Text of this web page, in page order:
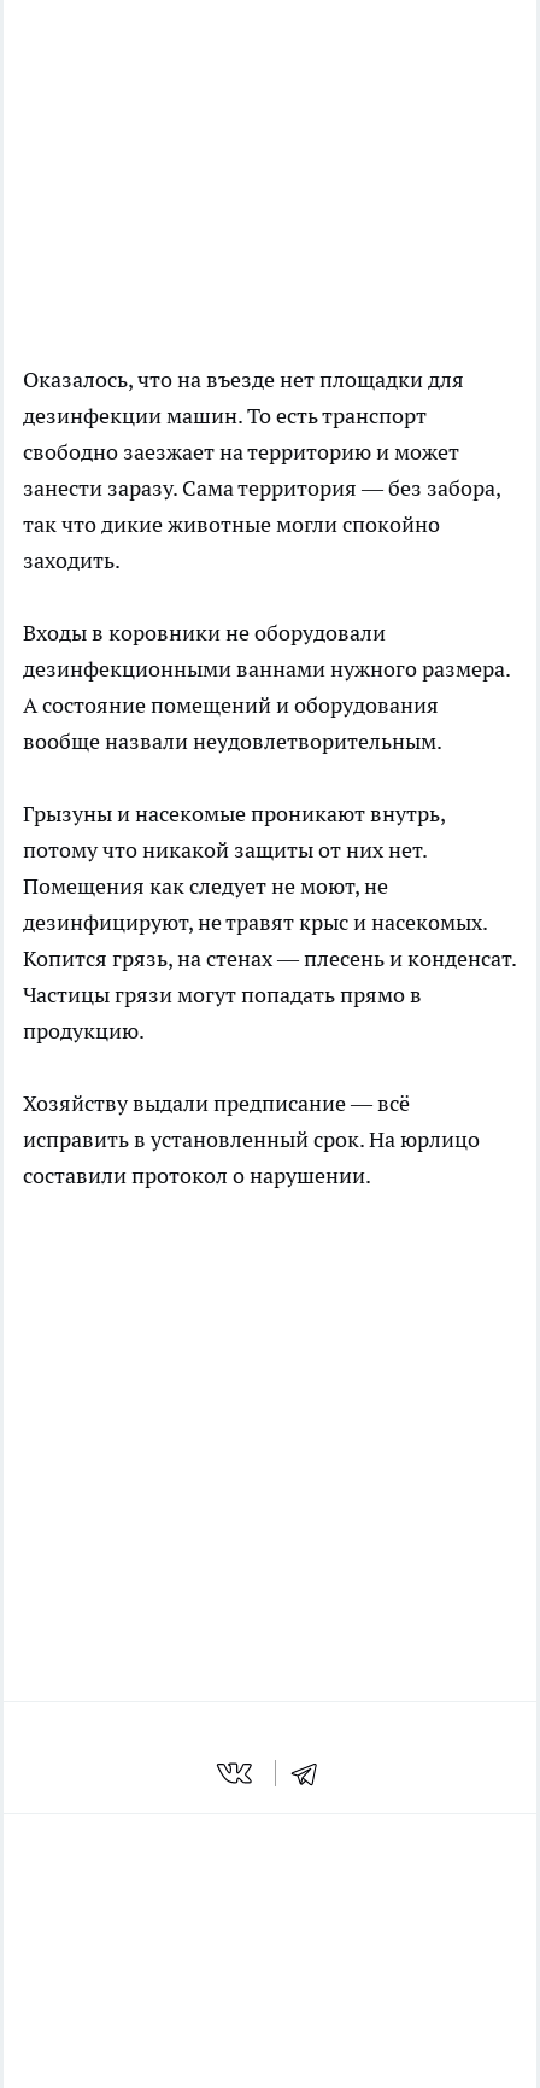
Оказалось, что на въезде нет площадки для
дезинфекции машин. То есть транспорт
свободно заезжает на территорию и может
занести заразу. Сама территория — без забора,
так что дикие животные могли спокойно
заходить.
Входы в коровники не оборудовали
дезинфекционными ваннами нужного размера.
А состояние помещений и оборудования
вообще назвали неудовлетворительным.
Грызуны и насекомые проникают внутрь,
потому что никакой защиты от них нет.
Помещения как следует не моют, не
дезинфицируют, не травят крыс и насекомых.
Копится грязь, на стенах — плесень и конденсат.
Частицы грязи могут попадать прямо в
продукцию.
Хозяйству выдали предписание — всё
исправить в установленный срок. На юрлицо
составили протокол о нарушении.